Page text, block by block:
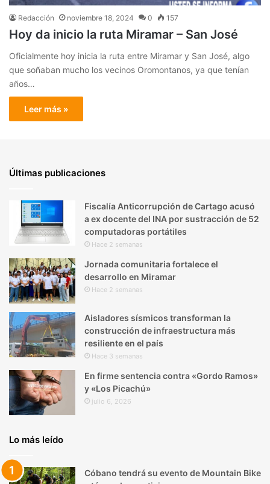
Redacción noviembre 18, 2024 0 157
Hoy da inicio la ruta Miramar – San José
Oficialmente hoy inicia la ruta entre Miramar y San José, algo
que soñaban mucho los vecinos Oromontanos, ya que tenían
años…
Leer más »
Últimas publicaciones
Fiscalía Anticorrupción de Cartago acusó
a ex docente del INA por sustracción de 52
computadoras portátiles
Hace 2 semanas
Jornada comunitaria fortalece el
desarrollo en Miramar
Hace 2 semanas
Aisladores sísmicos transforman la
construcción de infraestructura más
resiliente en el país
Hace 3 semanas
En firme sentencia contra «Gordo Ramos»
y «Los Picachú»
julio 6, 2026
Lo más leído
Cóbano tendrá su evento de Mountain Bike